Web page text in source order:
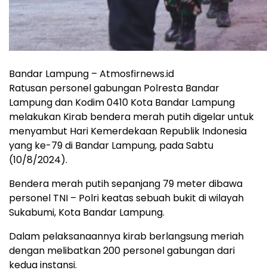
Bandar Lampung – Atmosfirnews.id
Ratusan personel gabungan Polresta Bandar
Lampung dan Kodim 0410 Kota Bandar Lampung
melakukan Kirab bendera merah putih digelar untuk
menyambut Hari Kemerdekaan Republik Indonesia
yang ke-79 di Bandar Lampung, pada Sabtu
(10/8/2024).
Bendera merah putih sepanjang 79 meter dibawa
personel TNI – Polri keatas sebuah bukit di wilayah
Sukabumi, Kota Bandar Lampung.
Dalam pelaksanaannya kirab berlangsung meriah
dengan melibatkan 200 personel gabungan dari
kedua instansi.